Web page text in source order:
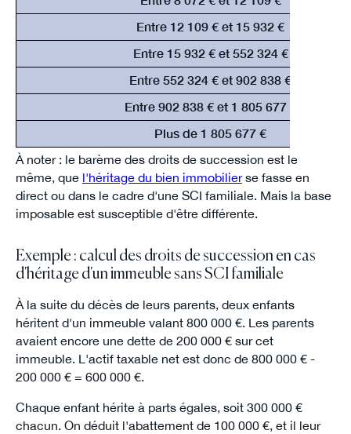
Entre 12 109 € et 15 932 €
Entre 15 932 € et 552 324 €
Entre 552 324 € et 902 838 €
Entre 902 838 € et 1 805 677 €
Plus de 1 805 677 €
À noter : le barème des droits de succession est le
même, que l'héritage du bien immobilierse fasse en
direct ou dans le cadre d'une SCI familiale. Mais la base
imposable est susceptible d'être différente.
Exemple : calcul des droits de succession en cas
d'héritage d'un immeuble sans SCI familiale
À la suite du décès de leurs parents, deux enfants
héritent d'un immeuble valant 800 000 €. Les parents
avaient encore une dette de 200 000 € sur cet
immeuble. L'actif taxable net est donc de 800 000 € -
200 000 € = 600 000 €.
Chaque enfant hérite à parts égales, soit 300 000 €
chacun. On déduit l'abattement de 100 000 €, et il leur